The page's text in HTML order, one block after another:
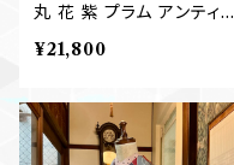
丸 花 紫 プラム アンティー
ク小紋着物 B575
¥21,800